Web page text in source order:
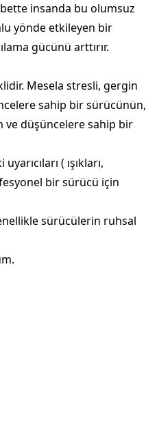
insanda bu olumsuz
yönde etkileyen bir
gücünü arttırır.
Mesela stresli, gergin
sahip bir sürücünün,
ve düşüncelere sahip bir
( ışıkları,
bir sürücü için
sürücülerin ruhsal